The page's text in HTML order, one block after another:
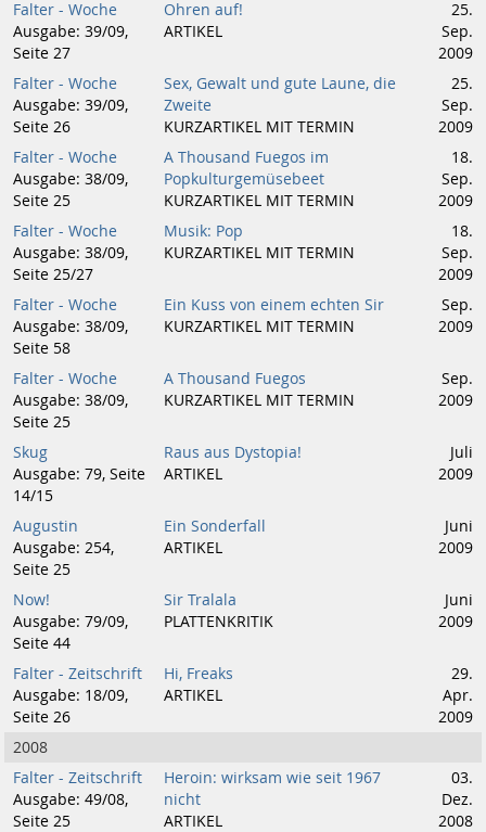
Falter - Woche
Ausgabe: 39/09,
Seite 27
Ohren auf!
ARTIKEL
25.
Sep.
2009
Falter - Woche
Ausgabe: 39/09,
Seite 26
Sex, Gewalt und gute Laune, die
Zweite
KURZARTIKEL MIT TERMIN
25.
Sep.
2009
Falter - Woche
Ausgabe: 38/09,
Seite 25
A Thousand Fuegos im
Popkulturgemüsebeet
KURZARTIKEL MIT TERMIN
18.
Sep.
2009
Falter - Woche
Ausgabe: 38/09,
Seite 25/27
Musik: Pop
KURZARTIKEL MIT TERMIN
18.
Sep.
2009
Falter - Woche
Ausgabe: 38/09,
Seite 58
Ein Kuss von einem echten Sir
KURZARTIKEL MIT TERMIN
Sep.
2009
Falter - Woche
Ausgabe: 38/09,
Seite 25
A Thousand Fuegos
KURZARTIKEL MIT TERMIN
Sep.
2009
Skug
Ausgabe: 79, Seite
14/15
Raus aus Dystopia!
ARTIKEL
Juli
2009
Augustin
Ausgabe: 254,
Seite 25
Ein Sonderfall
ARTIKEL
Juni
2009
Now!
Ausgabe: 79/09,
Seite 44
Sir Tralala
PLATTENKRITIK
Juni
2009
Falter - Zeitschrift
Ausgabe: 18/09,
Seite 26
Hi, Freaks
ARTIKEL
29.
Apr.
2009
2008
Falter - Zeitschrift
Ausgabe: 49/08,
Seite 25
Heroin: wirksam wie seit 1967
nicht
ARTIKEL
03.
Dez.
2008